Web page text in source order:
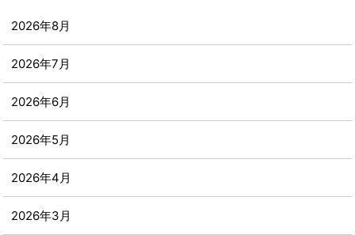
2026年8月
2026年7月
2026年6月
2026年5月
2026年4月
2026年3月